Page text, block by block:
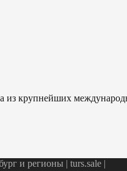
из крупнейших
и регионы | turs.sale |